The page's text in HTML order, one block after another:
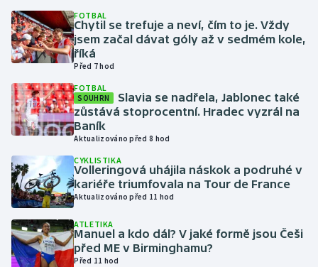
Lezení
Lyže a snowboard
Motorsport
Olympijské hry
Parasport
Plavání
Plážový volejbal
FOTBAL
Chytil se trefuje a neví, čím to je. Vždy
jsem začal dávat góly až v sedmém kole,
říká
Před 7 hod
FOTBAL
SOUHRN
Slavia se nadřela, Jablonec také
zůstává stoprocentní. Hradec vyzrál na
Baník
Aktualizováno před 8 hod
CYKLISTIKA
Volleringová uhájila náskok a podruhé v
kariéře triumfovala na Tour de France
Aktualizováno před 11 hod
ATLETIKA
Manuel a kdo dál? V jaké formě jsou Češi
před ME v Birminghamu?
Před 11 hod